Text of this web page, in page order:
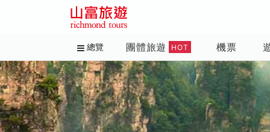
總覽 團體旅遊 HOT 機票